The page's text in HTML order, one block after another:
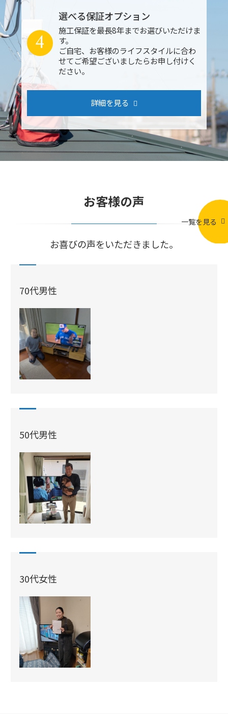
選べる保証オプション
施工保証を最長8年までお選びいただけま
す。
ご自宅、お客様のライフスタイルに合わ
せてご希望ございましたらお申し付けく
ださい。
4
詳細を見る
お客様の声
お喜びの声をいただきました。
一覧を見る
70代男性
50代男性
30代女性